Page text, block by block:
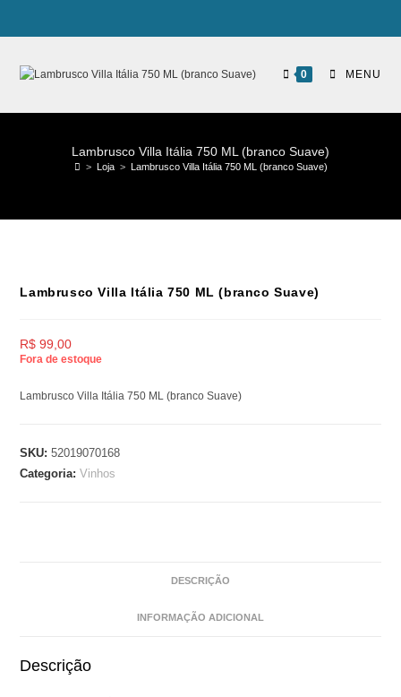
0 MENU
Lambrusco Villa Itália 750 ML (branco Suave)
> Loja > Lambrusco Villa Itália 750 ML (branco Suave)
Lambrusco Villa Itália 750 ML (branco Suave)
R$ 99,00
Fora de estoque
Lambrusco Villa Itália 750 ML (branco Suave)
SKU:52019070168
Categoria:Vinhos
DESCRIÇÃO
INFORMAÇÃO ADICIONAL
Descrição